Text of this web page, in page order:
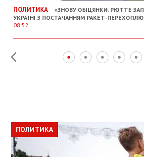
ПОЛИТИКА
«ЗНОВУ ОБІЦЯНКИ: РЮТТЕ
УКРАЇНІ З ПОСТАЧАННЯМ РАКЕТ-
08:52
ПОЛИТИКА
ПОЛИТИКА
ОБЩЕСТВО
ПОЛИТИКА
ЭКОНОМИКА